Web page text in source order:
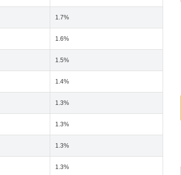
1.7%
1.6%
1.5%
1.4%
1.3%
1.3%
1.3%
1.3%